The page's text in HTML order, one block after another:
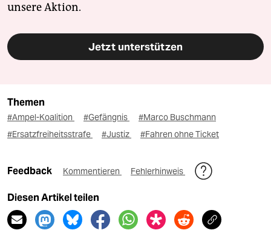
unsere Aktion.
Jetzt unterstützen
Themen
#Ampel-Koalition #Gefängnis
#Marco Buschmann
#Ersatzfreiheitsstrafe
#Justiz #Fahren ohne Ticket
Feedback Kommentieren Fehlerhinweis
Diesen Artikel teilen